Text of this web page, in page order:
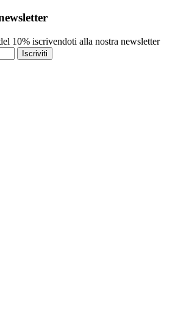
10% iscrivendoti alla nostra newsletter
Iscriviti